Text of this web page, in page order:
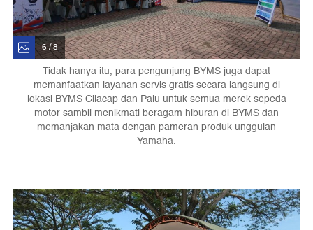
6 / 8
Tidak hanya itu, para pengunjung BYMS juga dapat
memanfaatkan layanan servis gratis secara langsung di
lokasi BYMS Cilacap dan Palu untuk semua merek sepeda
motor sambil menikmati beragam hiburan di BYMS dan
memanjakan mata dengan pameran produk unggulan
Yamaha.